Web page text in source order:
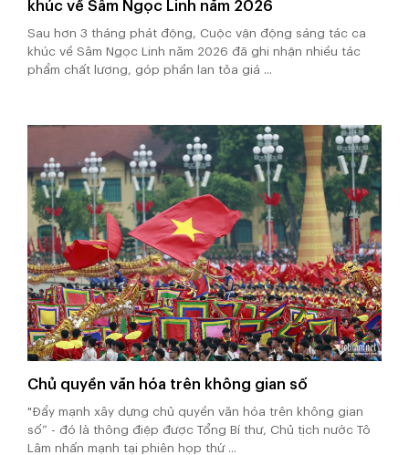
khúc về Sâm Ngọc Linh năm 2026
Sau hơn 3 tháng phát động, Cuộc vận động sáng tác ca
khúc về Sâm Ngọc Linh năm 2026 đã ghi nhận nhiều tác
phẩm chất lượng, góp phần lan tỏa giá ...
Chủ quyền văn hóa trên không gian số
"Đẩy mạnh xây dựng chủ quyền văn hóa trên không gian
số” - đó là thông điệp được Tổng Bí thư, Chủ tịch nước Tô
Lâm nhấn mạnh tại phiên họp thứ ...